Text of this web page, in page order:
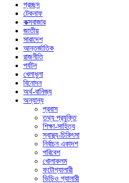
প্রচ্ছদ
টেকনাফ
কক্সবাজার
জাতীয়
সারাদেশ
আন্তর্জাতিক
রাজনীতি
পর্যটন
খেলাধুলা
বিনোদন
অর্থ-বানিজ্য
অন্যান্য
প্রবাস
তথ্য প্রযুক্তি
শিক্ষা-সাহিত্য
স্বাস্থ্য-চিকিৎসা
নির্বাচন একাদশ
পরিবেশ
খোলাকলম
ফটোগ্যালারী
ভিডিও গ্যালারী